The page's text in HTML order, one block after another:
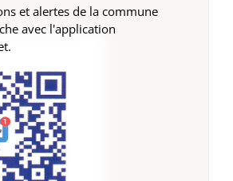
et alertes de la commune
avec l'application